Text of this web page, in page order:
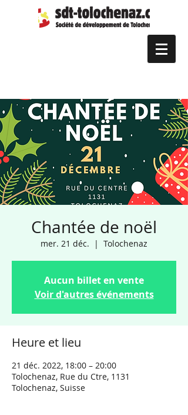
Chantée de noël
mer. 21 déc.
  |
Tolochenaz
Aucun billet en vente
Voir d'autres événements
Heure et lieu
21 déc. 2022, 18:00 – 20:00
Tolochenaz, Rue du Ctre, 1131
Tolochenaz, Suisse